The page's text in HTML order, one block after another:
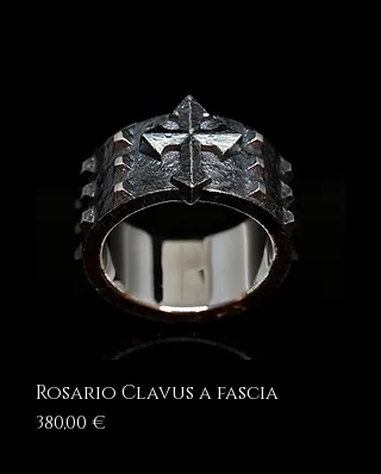
Rosario Clavus a fascia
Prezzo
380,00 €